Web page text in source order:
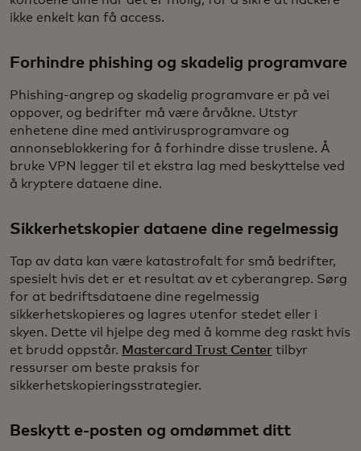
ikke enkelt kan få access.
Forhindre phishing og skadelig programvare
Phishing-angrep og skadelig programvare er på vei
oppover, og bedrifter må være årvåkne. Utstyr
enhetene dine med antivirusprogramvare og
annonseblokkering for å forhindre disse truslene. Å
bruke VPN legger til et ekstra lag med beskyttelse ved
å kryptere dataene dine.
Sikkerhetskopier dataene dine regelmessig
Tap av data kan være katastrofalt for små bedrifter,
spesielt hvis det er et resultat av et cyberangrep. Sørg
for at bedriftsdataene dine regelmessig
sikkerhetskopieres og lagres utenfor stedet eller i
skyen. Dette vil hjelpe deg med å komme deg raskt hvis
et brudd oppstår. Mastercard Trust Centertilbyr
ressurser om beste praksis for
sikkerhetskopieringsstrategier.
Beskytt e-posten og omdømmet ditt